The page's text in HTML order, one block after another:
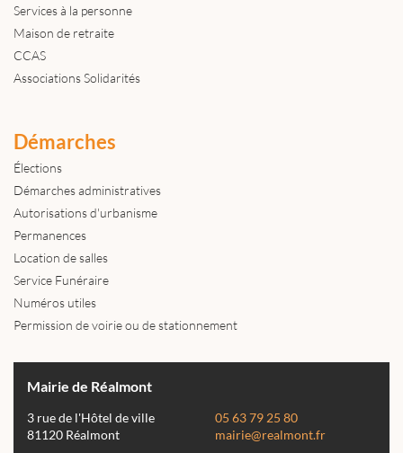
Services à la personne
Maison de retraite
CCAS
Associations Solidarités
Démarches
Élections
Démarches administratives
Autorisations d'urbanisme
Permanences
Location de salles
Service Funéraire
Numéros utiles
Permission de voirie ou de stationnement
Mairie de Réalmont
3 rue de l'Hôtel de ville
81120 Réalmont
05 63 79 25 80
mairie@realmont.fr